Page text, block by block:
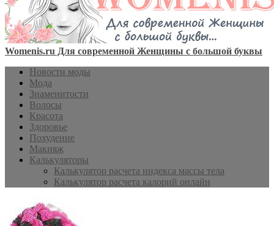
Womenis.ru Для современной Женщины с большой буквы
Новости моды
Мода
Знаменитости
Волосы
Красота
Здоровье
Похудение
Макияж
Калькуляторы
Калькулятор расчета индекса массы тела
Калькулятор расчета калорий онлайн